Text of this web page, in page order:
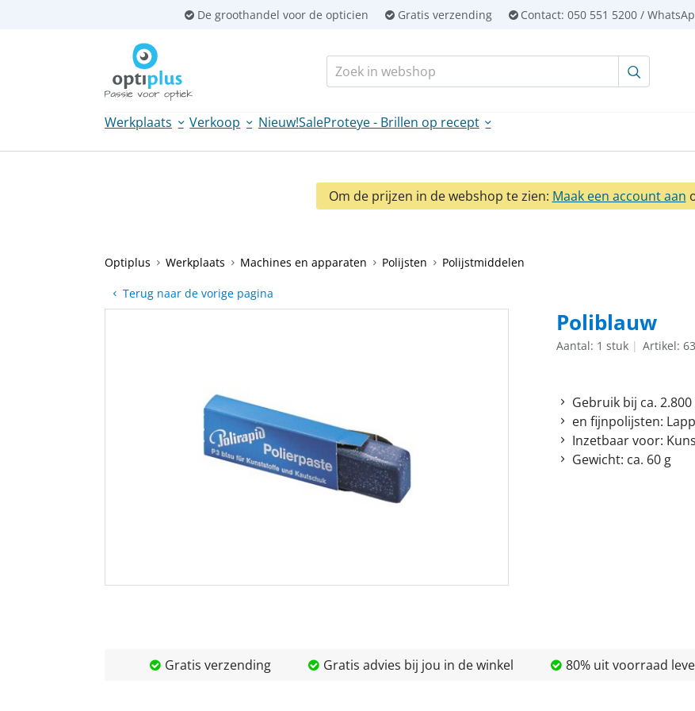
De groothandel voor de opticien Gratis verzending Contact: 050 551 5200 /
Zoeken:
Werkplaats Verkoop Nieuw!SaleProteye - Brillen op recept
Om de prijzen in de webshop te zien: Maak een account aan
Optiplus Werkplaats Machines en apparaten Polijsten Polijstmiddelen
Terug naar de vorige pagina
Poliblauw
Aantal: 1 stuk Artikel:
Gebruik bij ca.
en fijnpolijsten:
Inzetbaar voor:
Gewicht: ca. 60 g
Gratis verzending Gratis advies bij jou in de winkel 80% uit voorraad